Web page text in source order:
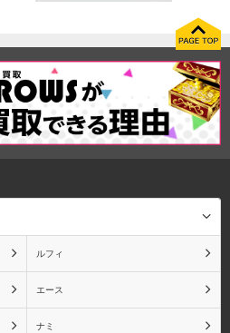
ウソップ
ルフィ
エース
ナミ